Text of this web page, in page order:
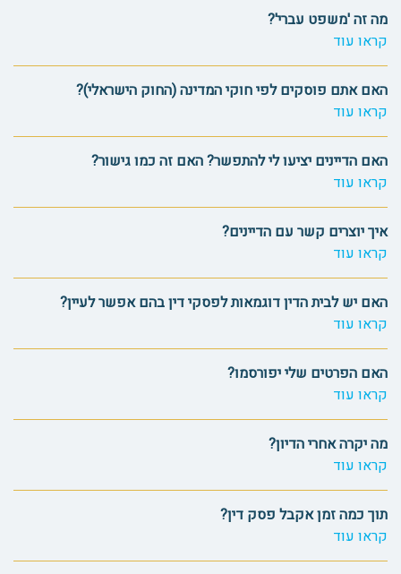
מה זה 'משפט עברי'?
קראו עוד
האם אתם פוסקים לפי חוקי המדינה (החוק הישראלי)?
קראו עוד
האם הדיינים יציעו לי להתפשר? האם זה כמו גישור?
קראו עוד
איך יוצרים קשר עם הדיינים?
קראו עוד
האם יש לבית הדין דוגמאות לפסקי דין בהם אפשר לעיין?
קראו עוד
האם הפרטים שלי יפורסמו?
קראו עוד
מה יקרה אחרי הדיון?
קראו עוד
תוך כמה זמן אקבל פסק דין?
קראו עוד